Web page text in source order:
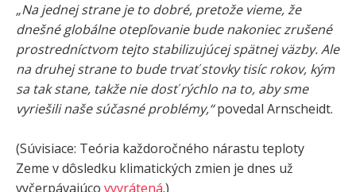
„Na jednej strane je to dobré, pretože vieme, že
dnešné globálne otepľovanie bude nakoniec zrušené
prostredníctvom tejto stabilizujúcej spätnej väzby. Ale
na druhej strane to bude trvať stovky tisíc rokov, kým
sa tak stane, takže nie dosť rýchlo na to, aby sme
vyriešili naše súčasné problémy,“povedal Arnscheidt.
(Súvisiace: Teória každoročného nárastu teploty
Zeme v dôsledku klimatických zmien je dnes už
vyčerpávajúco vyvrátená.)